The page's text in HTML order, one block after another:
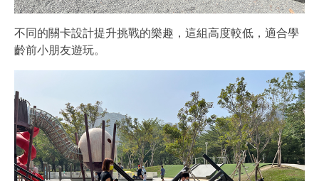
不同的關卡設計提升挑戰的樂趣，這組高度較低，適合學
齡前小朋友遊玩。